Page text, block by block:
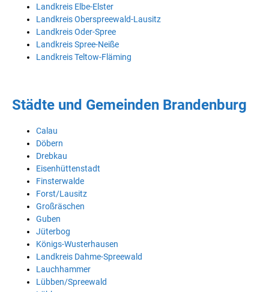
Landkreis Elbe-Elster
Landkreis Oberspreewald-Lausitz
Landkreis Oder-Spree
Landkreis Spree-Neiße
Landkreis Teltow-Fläming
Städte und Gemeinden Brandenburg
Calau
Döbern
Drebkau
Eisenhüttenstadt
Finsterwalde
Forst/Lausitz
Großräschen
Guben
Jüterbog
Königs-Wusterhausen
Landkreis Dahme-Spreewald
Lauchhammer
Lübben/Spreewald